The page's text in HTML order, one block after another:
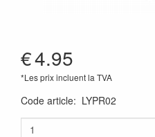
€4.95
*Les prix incluent la TVA
Code article: LYPR02